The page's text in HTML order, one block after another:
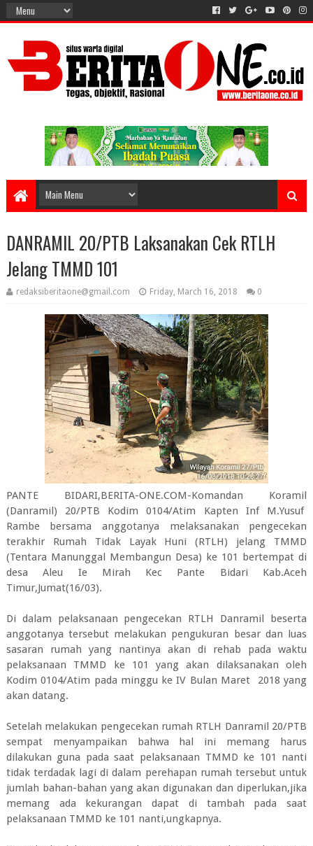
DANRAMIL 20/PTB Laksanakan Cek RTLH
Jelang TMMD 101
redaksiberitaone@gmail.com Friday, March 16, 2018 0
PANTE BIDARI,BERITA-ONE.COM-Komandan Koramil
(Danramil) 20/PTB Kodim 0104/Atim Kapten Inf M.Yusuf
Rambe bersama anggotanya melaksanakan pengecekan
terakhir Rumah Tidak Layak Huni (RTLH) jelang TMMD
(Tentara Manunggal Membangun Desa) ke 101 bertempat di
desa Aleu Ie Mirah Kec Pante Bidari Kab.Aceh
Timur,Jumat(16/03).
Di dalam pelaksanaan pengecekan RTLH Danramil beserta
anggotanya tersebut melakukan pengukuran besar dan luas
sasaran rumah yang nantinya akan di rehab pada waktu
pelaksanaan TMMD ke 101 yang akan dilaksanakan oleh
Kodim 0104/Atim pada minggu ke IV Bulan Maret 2018 yang
akan datang.
Setelah melakukan pengecekan rumah RTLH Danramil 20/PTB
sempat menyampaikan bahwa hal ini memang harus
dilakukan guna pada saat pelaksanaan TMMD ke 101 nanti
tidak terdadak lagi di dalam perehapan rumah tersebut untuk
jumlah bahan-bahan yang akan digunakan dan diperlukan,jika
memang ada kekurangan dapat di tambah pada saat
pelaksanaan TMMD ke 101 nanti,ungkapnya.